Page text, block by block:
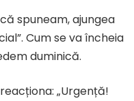
spuneam, ajungea
Cum se va încheia
duminică.
„Urgență!